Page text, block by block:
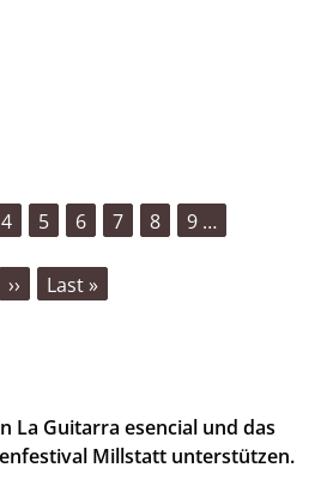
Seite
4 Seite
5 Seite
6 Seite
7 Seite
8 Seite
9 …
Nächste
››
Last
Last »
La Guitarra esencial und das
Millstatt unterstützen.